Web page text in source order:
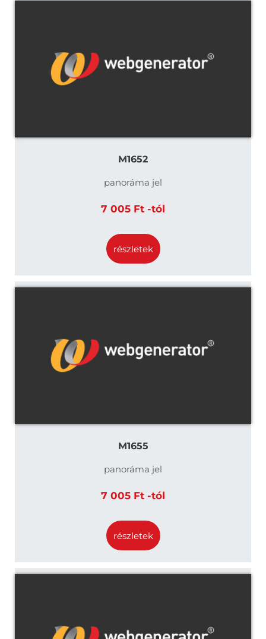
M1652
panoráma jel
7 005 Ft -tól
részletek
M1655
panoráma jel
7 005 Ft -tól
részletek